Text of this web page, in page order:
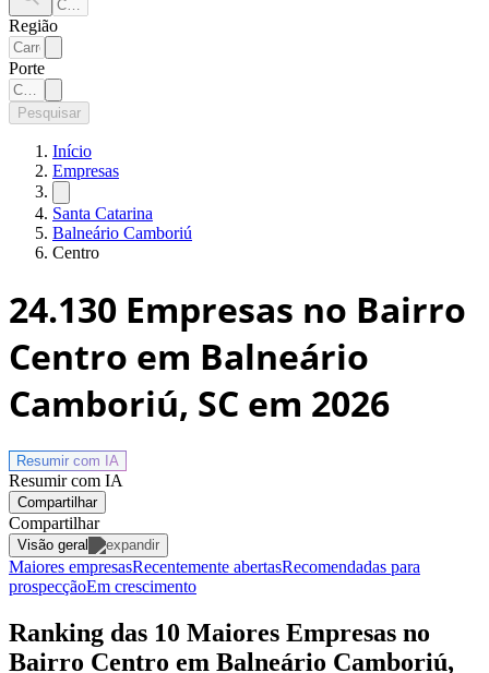
Região
Porte
Pesquisar
Início
Empresas
Santa Catarina
Balneário Camboriú
Centro
24.130 Empresas no Bairro
Centro em Balneário
Camboriú, SC em 2026
Resumir com IA
Resumir com IA
Compartilhar
Compartilhar
Visão geral
Maiores empresasRecentemente abertasRecomendadas para
prospecçãoEm crescimento
Ranking das 10 Maiores Empresas no
Bairro Centro em Balneário Camboriú,